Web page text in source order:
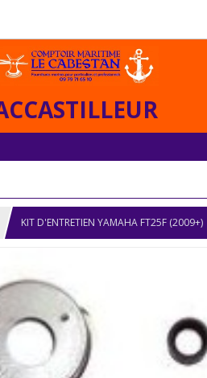
KIT D'ENTRETIEN YAMAHA FT25F (2009+)